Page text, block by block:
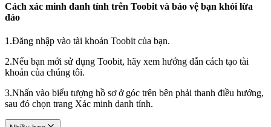
Cách xác minh danh tính trên Toobit và bảo vệ bạn khỏi lừa
đảo
1.Đăng nhập vào tài khoản Toobit của bạn.
2.Nếu bạn mới sử dụng Toobit, hãy xem hướng dẫn cách tạo tài
khoản của chúng tôi.
3.Nhấn vào biểu tượng hồ sơ ở góc trên bên phải thanh điều hướng,
sau đó chọn trang Xác minh danh tính.